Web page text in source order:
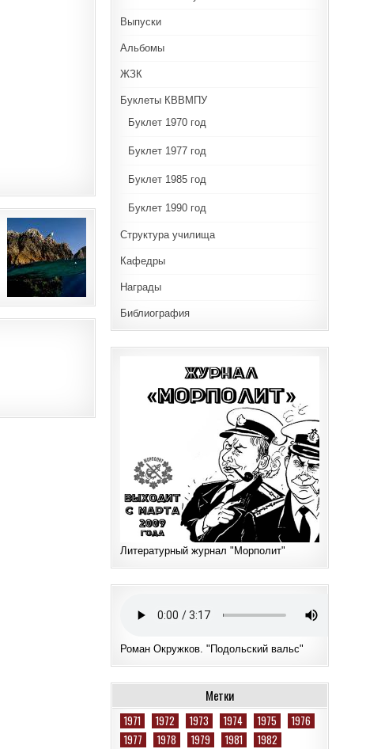
Выпуски
Альбомы
ЖЗК
Буклеты КВВМПУ
Буклет 1970 год
Буклет 1977 год
Буклет 1985 год
Буклет 1990 год
Структура училища
Кафедры
Награды
Библиография
Литературный журнал "Морполит"
Роман Окружков. "Подольский вальс"
Метки
1971 1972 1973 1974 1975
1976
1977
1978 1979 1981
1982